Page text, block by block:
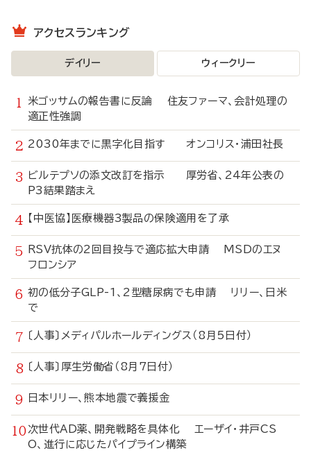
アクセスランキング
デイリー ウィークリー
米ゴッサムの報告書に反論 住友ファーマ、会計処理の
適正性強調
2030年までに黒字化目指す オンコリス・浦田社長
ビルテプソの添文改訂を指示 厚労省、24年公表の
P3結果踏まえ
【中医協】医療機器3製品の保険適用を了承
RSV抗体の2回目投与で適応拡大申請 MSDのエヌ
フロンシア
初の低分子GLP-1、2型糖尿病でも申請 リリー、日米
で
〔人事〕メディパルホールディングス（8月5日付）
〔人事〕厚生労働省（8月7日付）
日本リリー、熊本地震で義援金
次世代AD薬、開発戦略を具体化 エーザイ・井戸CS
O、進行に応じたパイプライン構築